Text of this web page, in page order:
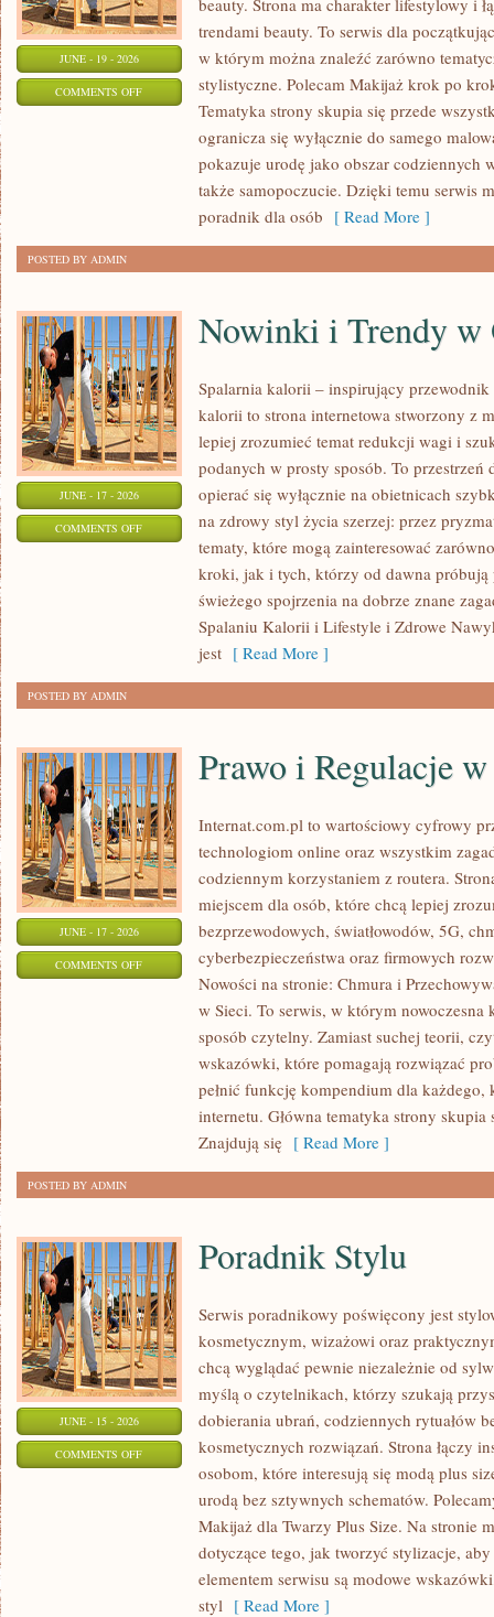
JUNE - 19 - 2026
COMMENTS OFFON
STYLIZACJE
beauty. Strona ma charakter lifestylowy i
trendami beauty. To serwis dla
w którym można znaleźć zarówno
stylistyczne. Polecam Makijaż krok po
Tematyka strony skupia się przede
ogranicza się wyłącznie do samego
pokazuje urodę jako obszar codziennych
także samopoczucie. Dzięki temu serwis
poradnik dla osób [ Read More ]
POSTED BY ADMIN
JUNE - 17 - 2026
COMMENTS OFFON
ODCHUDZANIU
Nowinki i Trendy w
Spalarnia kalorii – inspirujący
kalorii to strona internetowa stworzony z
lepiej zrozumieć temat redukcji wagi i
podanych w prosty sposób. To
opierać się wyłącznie na obietnicach
na zdrowy styl życia szerzej: przez
tematy, które mogą zainteresować
kroki, jak i tych, którzy od dawna
świeżego spojrzenia na dobrze znane
Spalaniu Kalorii i Lifestyle i Zdrowe
jest [ Read More ]
POSTED BY ADMIN
JUNE - 17 - 2026
COMMENTS OFFON
REGULACJE
INTERNECIE
Prawo i Regulacje
Internat.com.pl to wartościowy cyfrowy
technologiom online oraz wszystkim
codziennym korzystaniem z routera.
miejscem dla osób, które chcą lepiej
bezprzewodowych, światłowodów, 5G,
cyberbezpieczeństwa oraz firmowych
Nowości na stronie: Chmura i
w Sieci. To serwis, w którym nowoczesna
sposób czytelny. Zamiast suchej teorii,
wskazówki, które pomagają rozwiązać
pełnić funkcję kompendium dla
internetu. Główna tematyka strony
Znajdują się [ Read More ]
POSTED BY ADMIN
JUNE - 15 - 2026
COMMENTS OFFON
Poradnik Stylu
Serwis poradnikowy poświęcony jest
kosmetycznym, wizażowi oraz
chcą wyglądać pewnie niezależnie od
myślą o czytelnikach, którzy szukają
dobierania ubrań, codziennych rytuałów
kosmetycznych rozwiązań. Strona łączy
osobom, które interesują się modą plus
urodą bez sztywnych schematów.
Makijaż dla Twarzy Plus Size. Na stronie
dotyczące tego, jak tworzyć stylizacje,
elementem serwisu są modowe
styl [ Read More ]